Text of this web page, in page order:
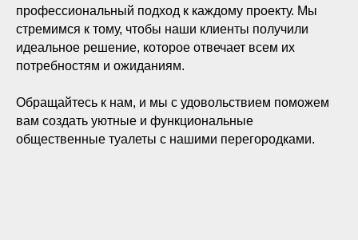
профессиональный подход к каждому проекту. Мы
стремимся к тому, чтобы наши клиенты получили
идеальное решение, которое отвечает всем их
потребностям и ожиданиям.
Обращайтесь к нам, и мы с удовольствием поможем
вам создать уютные и функциональные
общественные туалеты с нашими перегородками.